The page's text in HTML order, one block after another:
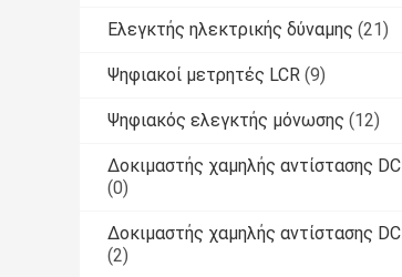
Ελεγκτής ηλεκτρικής δύναμης (21)
Ψηφιακοί μετρητές LCR (9)
Ψηφιακός ελεγκτής μόνωσης (12)
Δοκιμαστής χαμηλής αντίστασης DC
(0)
Δοκιμαστής χαμηλής αντίστασης DC
(2)